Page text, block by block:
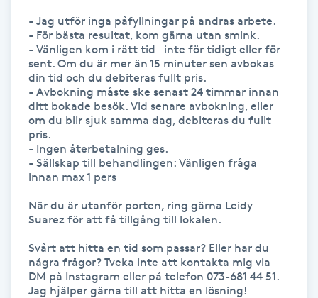
Hårvård
Hälsprickor
Idrottsmassage
IR-massage
- Jag utför inga påfyllningar på andras arbete.
- För bästa resultat, kom gärna utan smink.
- Vänligen kom i rätt tid – inte för tidigt eller för
sent. Om du är mer än 15 minuter sen avbokas
din tid och du debiteras fullt pris.
- Avbokning måste ske senast 24 timmar innan
ditt bokade besök. Vid senare avbokning, eller
om du blir sjuk samma dag, debiteras du fullt
pris.
- Ingen återbetalning ges.
- Sällskap till behandlingen: Vänligen fråga
innan max 1 pers
När du är utanför porten, ring gärna Leidy
Suarez för att få tillgång till lokalen.
Svårt att hitta en tid som passar? Eller har du
några frågor? Tveka inte att kontakta mig via
DM på Instagram eller på telefon 073-681 44 51.
Jag hjälper gärna till att hitta en lösning!